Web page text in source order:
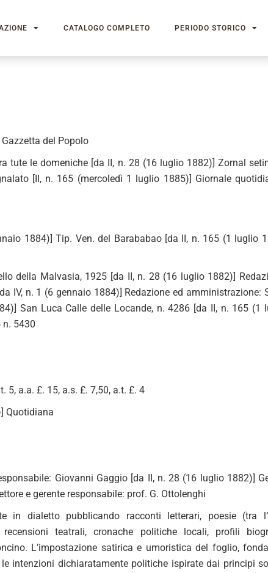
CATALOGO COMPLETO PERIODO STORICO
del Popolo
tute le domeniche [da II, n. 28 (16 luglio 1882)] Zornal
[II, n. 165 (mercoledì 1 luglio 1885)] Giornale
1884)] Tip. Ven. del Barababao [da II, n. 165 (1 luglio
della Malvasia, 1925 [da II, n. 28 (16 luglio 1882)]
IV, n. 1 (6 gennaio 1884)] Redazione ed amministrazione:
San Luca Calle delle Locande, n. 4286 [da II, n. 165 (1
5430
5, a.a. £. 15, a.s. £. 7,50, a.t. £. 4
Quotidiana
Giovanni Gaggio [da II, n. 28 (16 luglio 1882)]
e gerente responsabile: prof. G. Ottolenghi
in dialetto pubblicando racconti letterari, poesie (tra
teatrali, cronache politiche locali, profili
L’impostazione satirica e umoristica del foglio,
intenzioni dichiaratamente politiche ispirate dai principi